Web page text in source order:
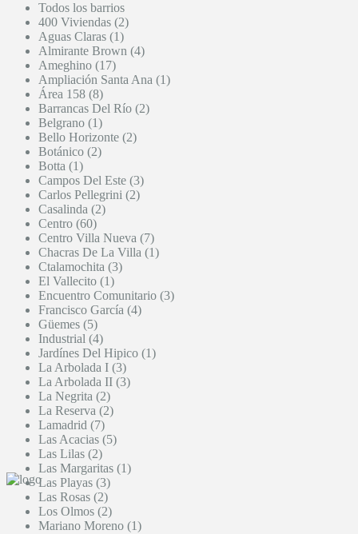
Todos los barrios
400 Viviendas (2)
Aguas Claras (1)
Almirante Brown (4)
Ameghino (17)
Ampliación Santa Ana (1)
Área 158 (8)
Barrancas Del Río (2)
Belgrano (1)
Bello Horizonte (2)
Botánico (2)
Botta (1)
Campos Del Este (3)
Carlos Pellegrini (2)
Casalinda (2)
Centro (60)
Centro Villa Nueva (7)
Chacras De La Villa (1)
Ctalamochita (3)
El Vallecito (1)
Encuentro Comunitario (3)
Francisco García (4)
Güemes (5)
Industrial (4)
Jardínes Del Hipico (1)
La Arbolada I (3)
La Arbolada II (3)
La Negrita (2)
La Reserva (2)
Lamadrid (7)
Las Acacias (5)
Las Lilas (2)
Las Margaritas (1)
Las Playas (3)
Las Rosas (2)
Los Olmos (2)
Mariano Moreno (1)